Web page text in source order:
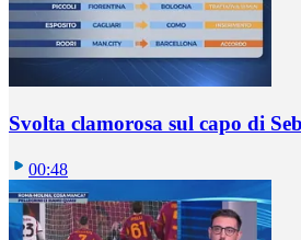
Svolta clamorosa sul capo di
00:48